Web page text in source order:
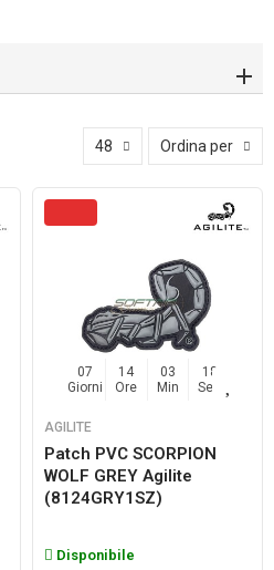
48 Ordina per
07
Giorni
14
Ore
03
Min
17
Sec
AGILITE
Patch PVC SCORPION
WOLF GREY Agilite
(8124GRY1SZ)
Disponibile